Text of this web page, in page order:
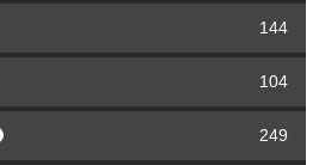
144
104
249